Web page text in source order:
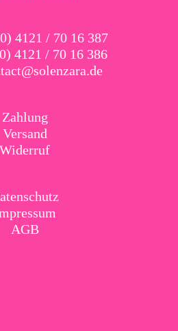
4121 / 70 16 387
4121 / 70 16 386
Zahlung
Versand
Widerruf
AGB